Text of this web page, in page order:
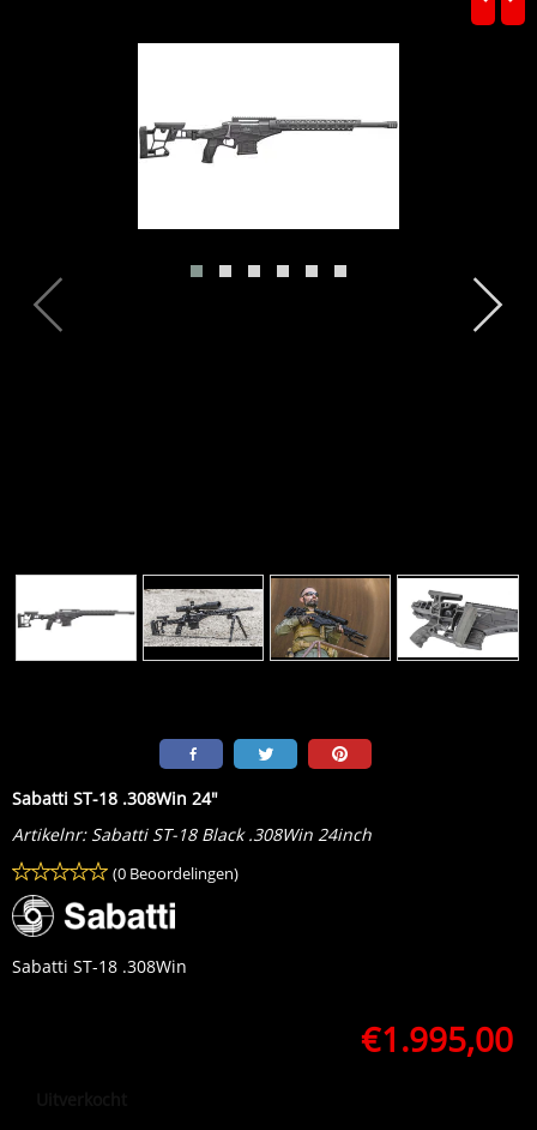
Sabatti ST-18 .308Win 24"
Artikelnr: Sabatti ST-18 Black .308Win 24inch
(0 Beoordelingen)
Sabatti ST-18 .308Win
€1.995,00